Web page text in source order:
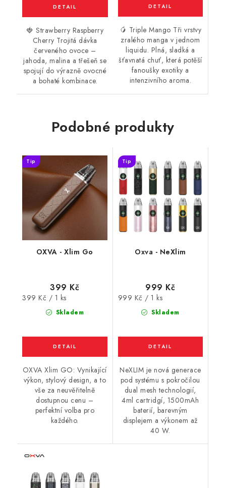
🍓 Strawberry Raspberry
Cherry Trojitá dávka
červeného ovoce –
jahoda, malina a třešeň se
spojují do výrazně ovocné
a bohaté kombinace.
🥭 Triple Mango Tři vrstvy
zralého manga v jednom
liquidu. Plná, sladká a
šťavnatá chuť, která potěší
fanoušky exotiky a
intenzivního aroma.
Podobné produkty
OXVA - Xlim Go
Tip
Skladem
399 Kč
Měrná
399 Kč / 1 ks
OXVA Xlim GO: Vynikající
výkon, stylový design, a to
vše za neuvěřitelně
dostupnou cenu –
perfektní volba pro
každého.
Oxva - NeXlim
Tip
Skladem
999 Kč
Měrná
999 Kč / 1 ks
NeXLIM je nová generace
pod systému s pokročilou
dual mesh technologií,
4ml cartridgí, 1500mAh
baterií, barevným
displejem a výkonem až
40 W.